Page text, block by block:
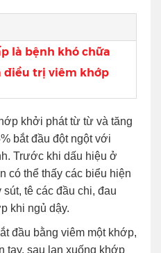
là bệnh khó chữa
điều trị viêm khớp
khởi phát từ từ và tăng
bắt đầu đột ngột với
Trước khi dấu hiệu ở
có thể thấy các biểu hiện
tê các đầu chi, đau
khi ngủ dậy.
đầu bằng viêm một khớp,
tay, sau lan xuống khớp